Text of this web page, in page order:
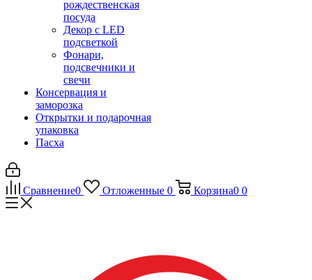
рождественская
посуда
Декор с LED
подсветкой
Фонари,
подсвечники и
свечи
Консервация и
заморозка
Открытки и подарочная
упаковка
Пасха
Сравнение0 Отложенные 0 Корзина0 0